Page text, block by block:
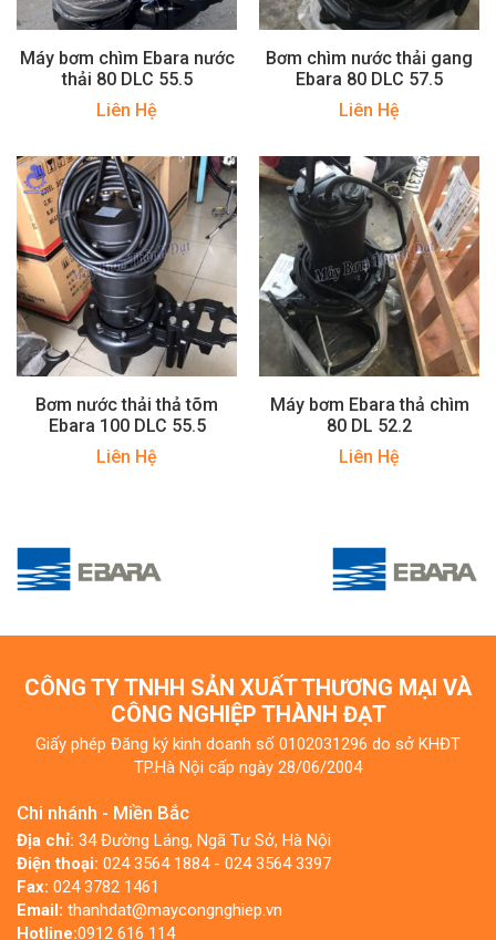
Máy bơm chìm Ebara nước
thải 80 DLC 55.5
Liên Hệ
Bơm chìm nước thải gang
Ebara 80 DLC 57.5
Liên Hệ
Bơm nước thải thả tõm
Ebara 100 DLC 55.5
Liên Hệ
Máy bơm Ebara thả chìm
80 DL 52.2
Liên Hệ
CÔNG TY TNHH SẢN XUẤT THƯƠNG MẠI VÀ
CÔNG NGHIỆP THÀNH ĐẠT
Giấy phép Đăng ký kinh doanh số 0102031296 do sở KHĐT
TP.Hà Nội cấp ngày 28/06/2004
Chi nhánh - Miền Bắc
Địa chỉ: 34 Đường Láng, Ngã Tư Sở, Hà Nội
Điện thoại: 024 3564 1884 - 024 3564 3397
Fax: 024 3782 1461
Email: thanhdat@maycongnghiep.vn
Hotline:0912 616 114